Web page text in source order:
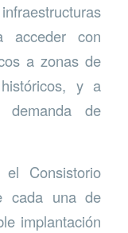
acceder con
a zonas de
y a
demanda de
Consistorio
cada una de
implantación